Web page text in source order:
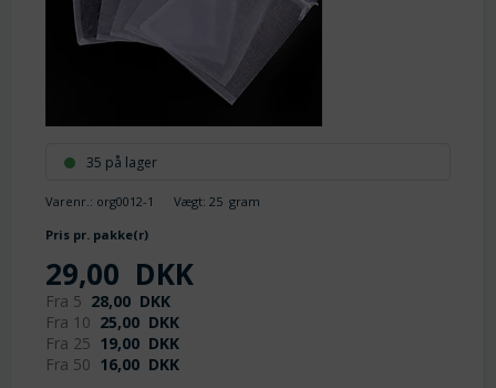
35 på lager
Varenr.: org0012-1 Vægt:25 gram
Pris pr. pakke(r)
29,00 DKK
Fra 5 28,00 DKK
Fra 10 25,00 DKK
Fra 25 19,00 DKK
Fra 50 16,00 DKK